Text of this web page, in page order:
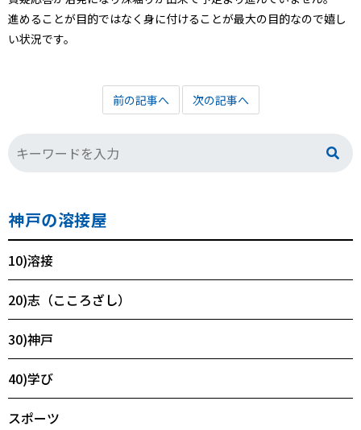
進めることが目的ではなく身に付けることが最大の目的なので嬉し
い状況です。
前の記事へ 次の記事へ
神戸の溶接屋
10)溶接
20)志（こころざし）
30)神戸
40)学び
スポーツ